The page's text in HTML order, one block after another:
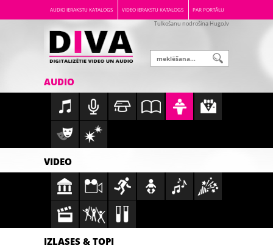
AUDIO IERAKSTU KATALOGS VIDEO IERAKSTU KATALOGS PAR PORTĀLU
Tulkošanu nodrošina Hugo.lv
AUDIO
VIDEO
IZLASES & TOPI